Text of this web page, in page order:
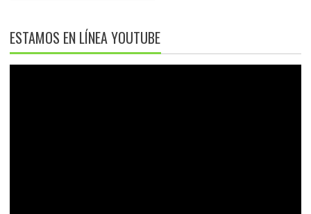
ESTAMOS EN LÍNEA YOUTUBE